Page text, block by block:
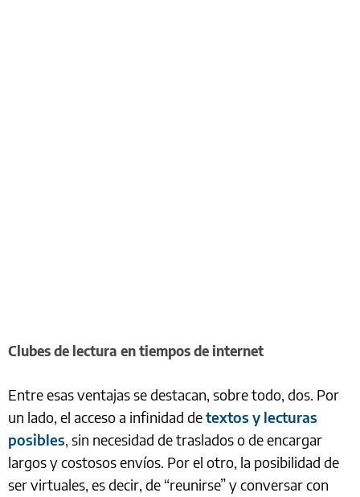
Clubes de lectura en tiempos de internet
Entre esas ventajas se destacan, sobre todo, dos. Por
un lado, el acceso a infinidad detextos y lecturas
posibles, sin necesidad de traslados o de encargar
largos y costosos envíos. Por el otro, la posibilidad de
ser virtuales, es decir, de “reunirse” y conversar con